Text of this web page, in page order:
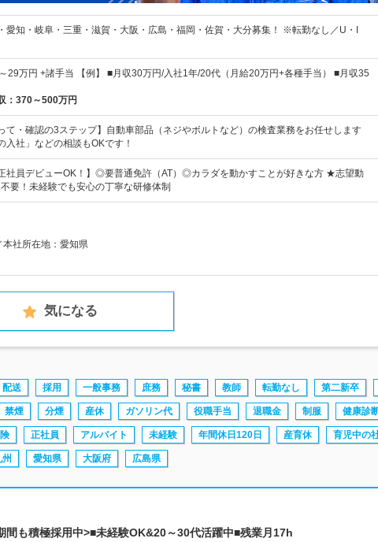
愛知・岐阜・三重・滋賀・大阪・広島・福岡・佐賀・大分募集！ ※転勤なし／U・I
29万円 +諸手当 【例】 ■月収30万円/入社1年/20代（月給20万円+各種手当） ■月収35
： 370～500万円
て・確認の3ステップ】自動車部品（ネジやボルトなど）の検査業務をお任せします
社」などの相談もOKです！
正社員デビューOK！】◎要普通免許（AT）◎カラダを動かすことが好きな方 ★志望動
要！未経験でも安心の丁寧な研修体制
社所在地：愛知県
気になる
配送 採用 一般事務 庶務 秘書 教師 転勤なし 第二新卒
禁煙 分煙 産休 ガソリン代 役職手当 退職金 制服 健康診
正社員 アルバイト 未経験 年間休日120日 産育休 育児中の
州 愛知県 大阪府 広島県
間も積極採用中>■未経験OK&20～30代活躍中■残業月17h